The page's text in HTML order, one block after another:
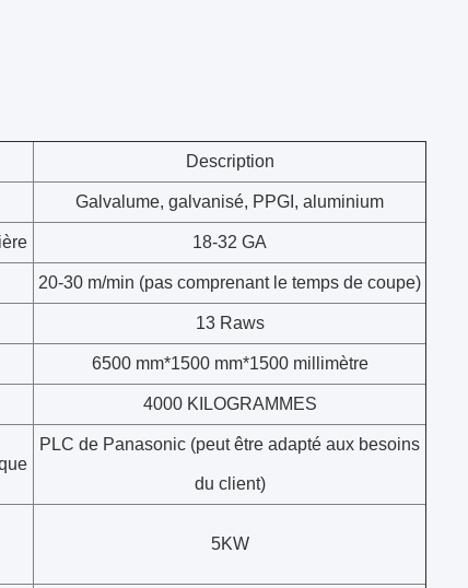
Description
Galvalume, galvanisé, PPGI, aluminium
18-32 GA
20-30 m/min (pas comprenant le temps de coupe)
13 Raws
6500 mm*1500 mm*1500 millimètre
4000 KILOGRAMMES
PLC de Panasonic (peut être adapté aux besoins
du client)
5KW